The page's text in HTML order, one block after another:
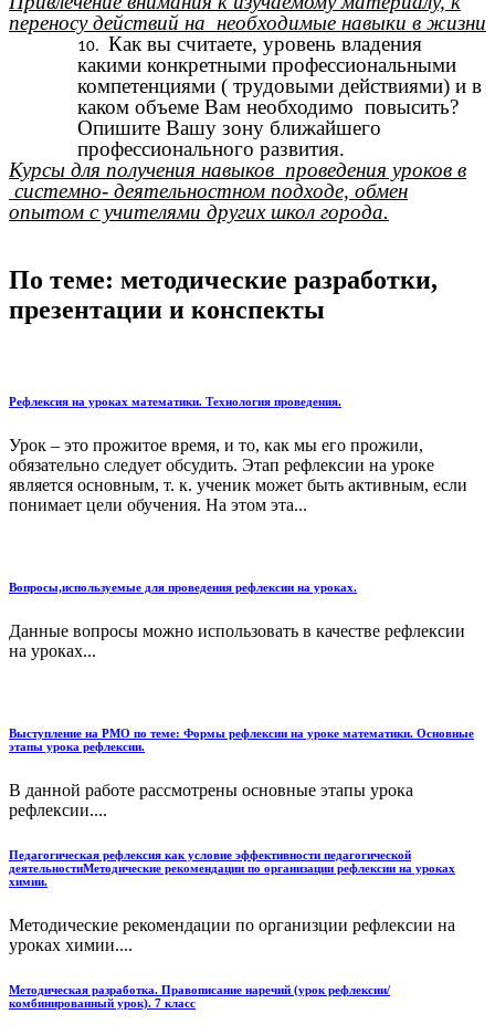
переносу действий на необходимые навыки в жизни
Как вы считаете, уровень владения
какими конкретными профессиональными
компетенциями ( трудовыми действиями) и в
каком объеме Вам необходимо повысить?
Опишите Вашу зону ближайшего
профессионального развития.
Курсы для получения навыков проведения уроков в
системно- деятельностном подходе, обмен
опытом с учителями других школ города.
По теме: методические разработки,
презентации и конспекты
Рефлексия на уроках математики. Технология проведения.
Урок – это прожитое время, и то, как мы его прожили,
обязательно следует обсудить. Этап рефлексии на уроке
является основным, т. к. ученик может быть активным, если
понимает цели обучения. На этом эта...
Вопросы,используемые для проведения рефлексии на уроках.
Данные вопросы можно использовать в качестве рефлексии
на уроках...
Выступление на РМО по теме: Формы рефлексии на уроке математики. Основные
этапы урока рефлексии.
В данной работе рассмотрены основные этапы урока
рефлексии....
Педагогическая рефлексия как условие эффективности педагогической
деятельностиМетодические рекомендации по организации рефлексии на уроках
химии.
Методические рекомендации по организции рефлексии на
уроках химии....
Методическая разработка. Правописание наречий (урок рефлексии/
комбинированный урок). 7 класс